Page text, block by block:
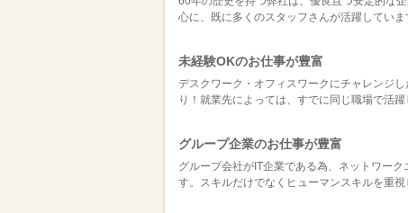
心に、既に多くのスタッフさんが活躍していま
未経験OKのお仕事が豊富
デスクワーク・オフィスワークにチャレンジ
り！就業先によっては、すでに同じ職場で活
グループ企業のお仕事が豊富
グループ会社がIT企業である為、ネットワー
す。スキルだけでなくヒューマンスキルを重視